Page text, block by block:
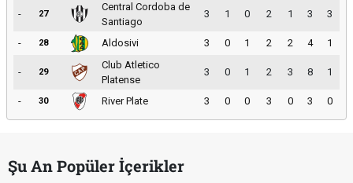
- 27
Central Cordoba de
Santiago
3 1 0 2 1 3 3
- 28 Aldosivi 3 0 1 2 2 4 1
- 29
Club Atletico
Platense
3 0 1 2 3 8 1
- 30 River Plate 3 0 0 3 0 3 0
Şu An Popüler İçerikler